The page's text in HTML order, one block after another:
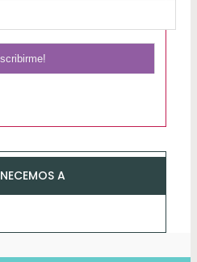
A